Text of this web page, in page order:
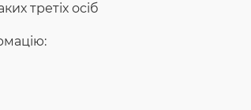
третіх осіб